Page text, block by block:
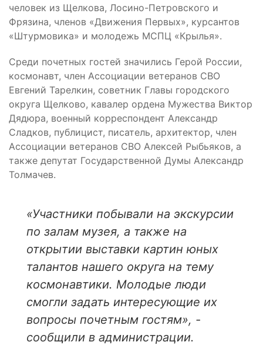
человек из Щелкова, Лосино-Петровского и
Фрязина, членов «Движения Первых», курсантов
«Штурмовика» и молодежь МСПЦ «Крылья».
Среди почетных гостей значились Герой России,
космонавт, член Ассоциации ветеранов СВО
Евгений Тарелкин, советник Главы городского
округа Щелково, кавалер ордена Мужества Виктор
Дядюра, военный корреспондент Александр
Сладков, публицист, писатель, архитектор, член
Ассоциации ветеранов СВО Алексей Рыбьяков, а
также депутат Государственной Думы Александр
Толмачев.
«Участники побывали на экскурсии
по залам музея, а также на
открытии выставки картин юных
талантов нашего округа на тему
космонавтики. Молодые люди
смогли задать интересующие их
вопросы почетным гостям», -
сообщили в администрации.